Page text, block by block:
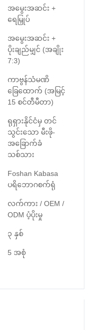
အမွေးအဆင်း +
ရေမြှုပ်
အမွေးအဆင်း +
ပိုးချည်မျှင် (အချိုး
7:3)
ကာဗွန်သံမဏိ
ခြေထောက် (အမြင့်
15 စင်တီမီတာ)
ရုရှားနိုင်ငံမှ တင်
သွင်းသော မီးဖို-
အခြောက်ခံ
သစ်သား
Foshan Kabasa
ပရိဘောဂစက်ရုံ
လက်ကား / OEM /
ODM ပံ့ပိုးမှု
၃ နှစ်
5 အစုံ